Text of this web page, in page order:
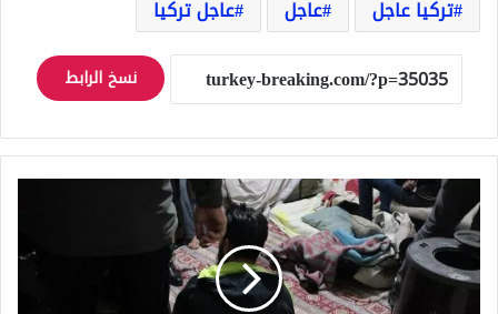
تركيا عاجل
عاجل عاجل تركيا
نسخ الرابط
اعتقال
عصابة
سورية
أنقرة